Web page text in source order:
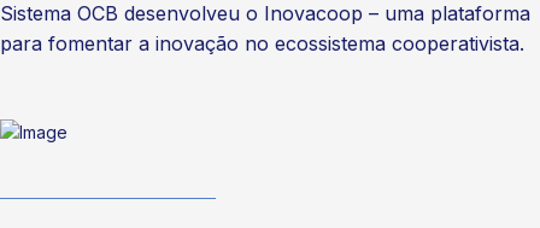
Sistema OCB desenvolveu o Inovacoop – uma plataforma
para fomentar a inovação no ecossistema cooperativista.